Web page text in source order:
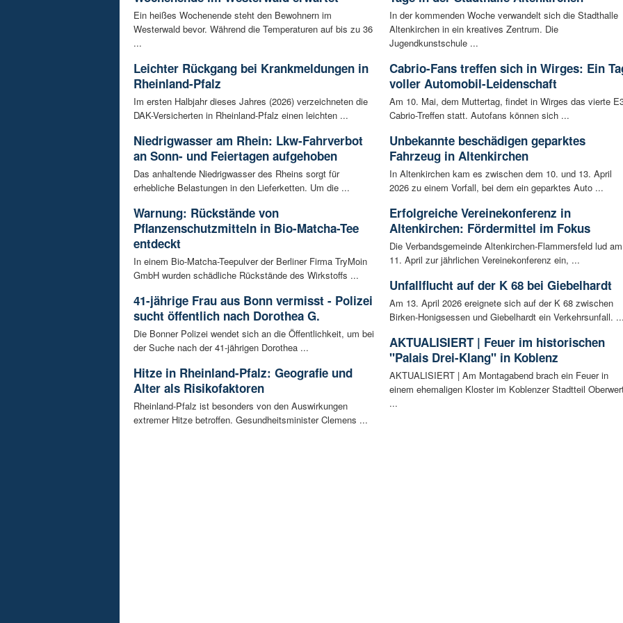
Ein heißes Wochenende steht den Bewohnern im
Westerwald bevor. Während die Temperaturen auf bis zu 36
...
Leichter Rückgang bei Krankmeldungen in
Rheinland-Pfalz
Im ersten Halbjahr dieses Jahres (2026) verzeichneten die
DAK-Versicherten in Rheinland-Pfalz einen leichten ...
Niedrigwasser am Rhein: Lkw-Fahrverbot
an Sonn- und Feiertagen aufgehoben
Das anhaltende Niedrigwasser des Rheins sorgt für
erhebliche Belastungen in den Lieferketten. Um die ...
Warnung: Rückstände von
Pflanzenschutzmitteln in Bio-Matcha-Tee
entdeckt
In einem Bio-Matcha-Teepulver der Berliner Firma TryMoin
GmbH wurden schädliche Rückstände des Wirkstoffs ...
41-jährige Frau aus Bonn vermisst - Polizei
sucht öffentlich nach Dorothea G.
Die Bonner Polizei wendet sich an die Öffentlichkeit, um bei
der Suche nach der 41-jährigen Dorothea ...
Hitze in Rheinland-Pfalz: Geografie und
Alter als Risikofaktoren
Rheinland-Pfalz ist besonders von den Auswirkungen
extremer Hitze betroffen. Gesundheitsminister Clemens ...
In der kommenden Woche verwandelt sich die Stadthalle
Altenkirchen in ein kreatives Zentrum. Die
Jugendkunstschule ...
Cabrio-Fans treffen sich in Wirges: Ein
voller Automobil-Leidenschaft
Am 10. Mai, dem Muttertag, findet in Wirges das vierte
Cabrio-Treffen statt. Autofans können sich ...
Unbekannte beschädigen geparktes
Fahrzeug in Altenkirchen
In Altenkirchen kam es zwischen dem 10. und 13. April
2026 zu einem Vorfall, bei dem ein geparktes Auto ...
Erfolgreiche Vereinekonferenz in
Altenkirchen: Fördermittel im Fokus
Die Verbandsgemeinde Altenkirchen-Flammersfeld lud am
11. April zur jährlichen Vereinekonferenz ein, ...
Unfallflucht auf der K 68 bei Giebelhardt
Am 13. April 2026 ereignete sich auf der K 68 zwischen
Birken-Honigsessen und Giebelhardt ein Verkehrsunfall.
AKTUALISIERT | Feuer im historischen
"Palais Drei-Klang" in Koblenz
AKTUALISIERT | Am Montagabend brach ein Feuer in
einem ehemaligen Kloster im Koblenzer Stadtteil
...